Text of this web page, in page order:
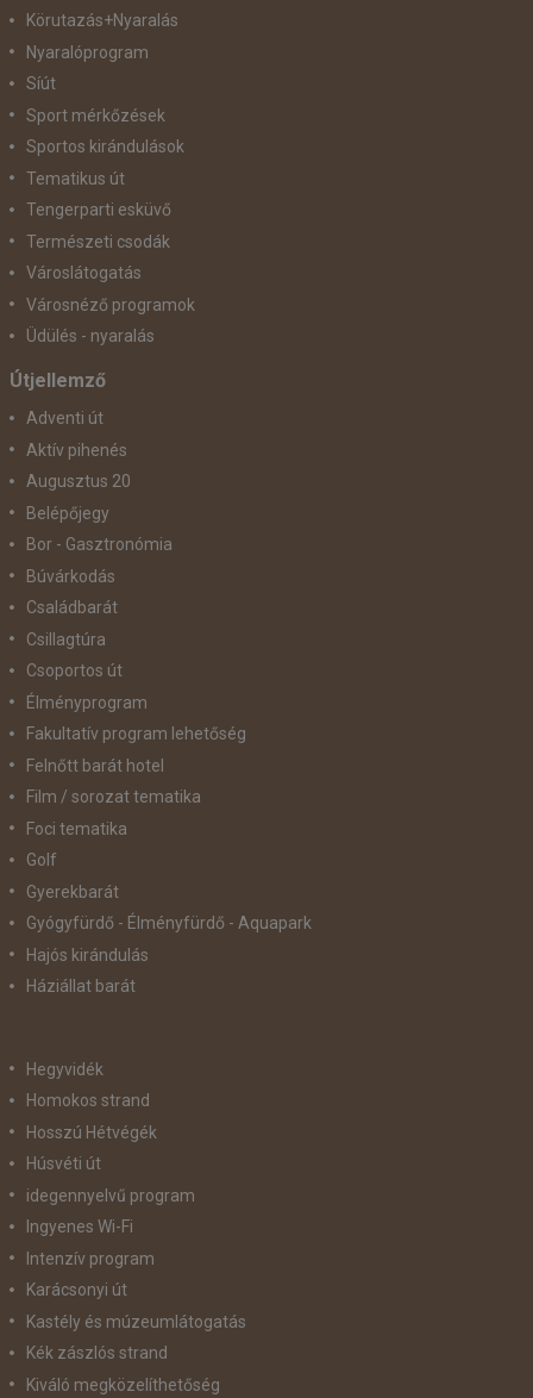
Körutazás+Nyaralás
Nyaralóprogram
Síút
Sport mérkőzések
Sportos kirándulások
Tematikus út
Tengerparti esküvő
Természeti csodák
Városlátogatás
Városnéző programok
Üdülés - nyaralás
Útjellemző
Adventi út
Aktív pihenés
Augusztus 20
Belépőjegy
Bor - Gasztronómia
Búvárkodás
Családbarát
Csillagtúra
Csoportos út
Élményprogram
Fakultatív program lehetőség
Felnőtt barát hotel
Film / sorozat tematika
Foci tematika
Golf
Gyerekbarát
Gyógyfürdő - Élményfürdő - Aquapark
Hajós kirándulás
Háziállat barát
Hegyvidék
Homokos strand
Hosszú Hétvégék
Húsvéti út
idegennyelvű program
Ingyenes Wi-Fi
Intenzív program
Karácsonyi út
Kastély és múzeumlátogatás
Kék zászlós strand
Kiváló megközelíthetőség